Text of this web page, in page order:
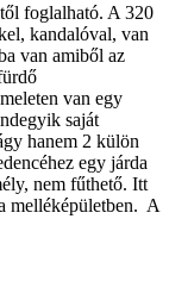
foglalható. A 320
kandalóval, van
van amiből az
van egy
saját
hanem 2 külön
egy járda
nem fűthető. Itt
melléképületben. A